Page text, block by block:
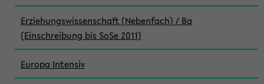
Erziehungswissenschaft (Nebenfach) / Ba
(Einschreibung bis SoSe 2011)
Europa Intensiv